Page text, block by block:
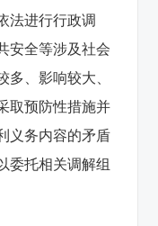
法进行行政调
安全等涉及社会
多、影响较大、
取预防性措施并
义务内容的矛盾
委托相关调解组